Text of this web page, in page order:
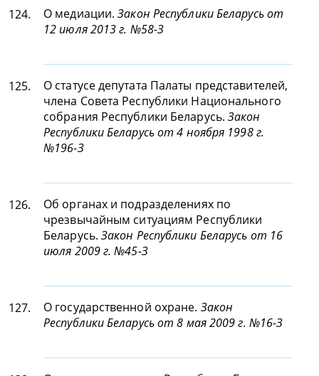
124. О медиации.Закон Республики Беларусь от
12 июля 2013 г. №58-З
125.
О статусе депутата Палаты представителей,
члена Совета Республики Национального
собрания Республики Беларусь.Закон
Республики Беларусь от 4 ноября 1998 г.
№196-З
126.
Об органах и подразделениях по
чрезвычайным ситуациям Республики
Беларусь. Закон Республики Беларусь от 16
июля 2009 г. №45-З
127. О государственной охране. Закон
Республики Беларусь от 8 мая 2009 г. №16-З